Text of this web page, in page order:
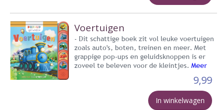
Voertuigen
- Dit schattige boek zit vol leuke voertuigen
zoals auto's, boten, treinen en meer. Met
grappige pop-ups en geluidsknoppen is er
zoveel te beleven voor de kleintjes. Meer
9,99
In winkelwagen